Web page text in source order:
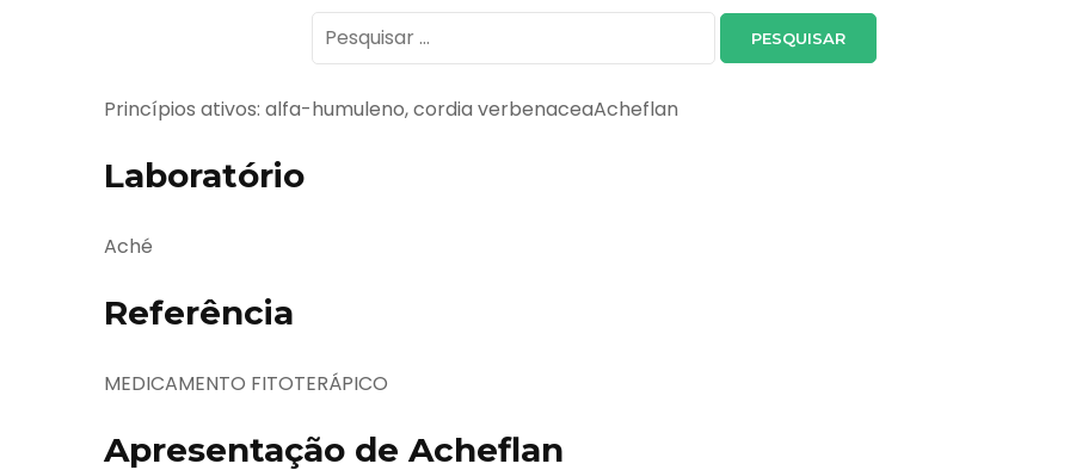
Pesquisar
por:
Princípios ativos: alfa-humuleno, cordia verbenaceaAcheflan
Laboratório
Aché
Referência
MEDICAMENTO FITOTERÁPICO
Apresentação de Acheflan